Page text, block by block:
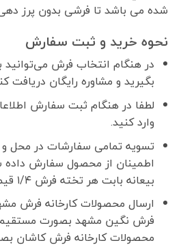
شده می باشد تا فرشی بدون پرز
نحوه خرید و ثبت سفارش
در هنگام انتخاب فرش می‌توانید
بگیرید و مشاوره رایگان دریافت
لطفا در هنگام ثبت سفارش
وارد کنید.
تسویه تمامی سفارشات در محل
اطمینان از محصول سفارش داده
بیعانه بابت هر تخته فرش ۱/۴ قیمت آن است.
ارسال محصولات کارخانه فرش
فرش نگین مشهد بصورت مستقیم
محصولات کارخانه فرش کاشان